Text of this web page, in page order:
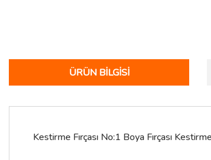
ÜRÜN BILGISI
Kestirme Fırçası No:1 Boya Fırçası